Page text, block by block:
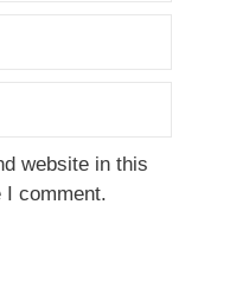
website in this
I comment.